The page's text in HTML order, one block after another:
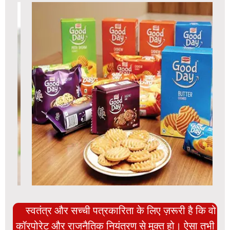
स्वतंत्र और सच्ची पत्रकारिता के लिए ज़रूरी है कि वो
कॉरपोरेट और राजनैतिक नियंत्रण से मुक्त हो। ऐसा तभी